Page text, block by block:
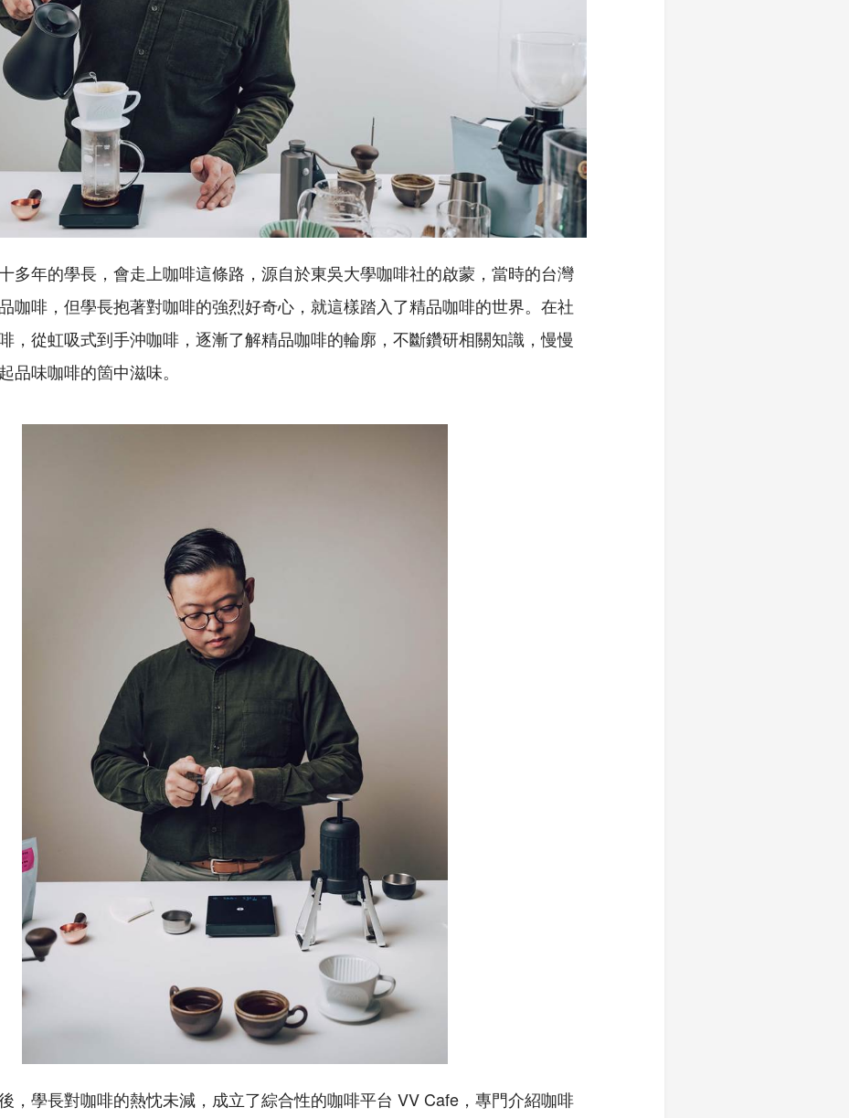
多年的學長，會走上咖啡這條路，源自於東吳大學咖啡社的啟蒙，當時的台灣
咖啡，但學長抱著對咖啡的強烈好奇心，就這樣踏入了精品咖啡的世界。在社
，從虹吸式到手沖咖啡，逐漸了解精品咖啡的輪廓，不斷鑽研相關知識，慢慢
品味咖啡的箇中滋味。
，學長對咖啡的熱忱未減，成立了綜合性的咖啡平台 VV Cafe ，專門介紹咖啡